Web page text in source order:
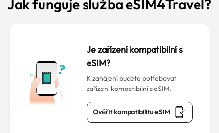
Jak funguje služba eSIM4Travel?
Je zařízení kompatibilní s
eSIM?
K zahájení budete potřebovat
zařízení kompatibilní s eSIM.
Ověřit kompatibilitu eSIM